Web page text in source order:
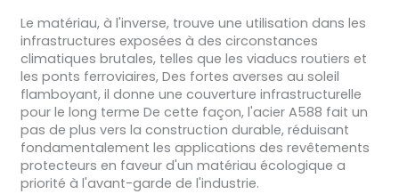
Le matériau, à l'inverse, trouve une utilisation dans les
infrastructures exposées à des circonstances
climatiques brutales, telles que les viaducs routiers et
les ponts ferroviaires, Des fortes averses au soleil
flamboyant, il donne une couverture infrastructurelle
pour le long terme De cette façon, l'acier A588 fait un
pas de plus vers la construction durable, réduisant
fondamentalement les applications des revêtements
protecteurs en faveur d'un matériau écologique a
priorité à l'avant-garde de l'industrie.